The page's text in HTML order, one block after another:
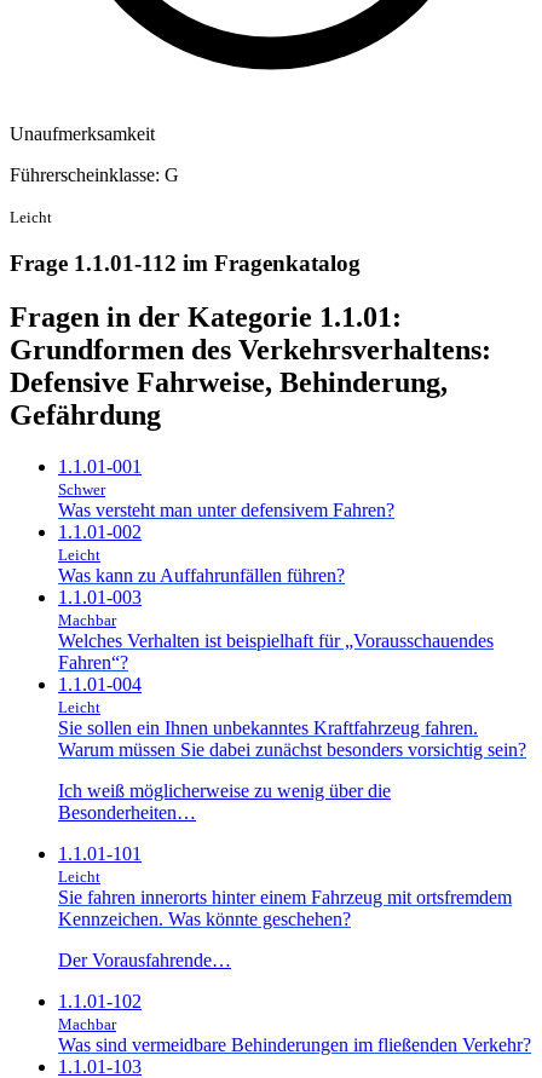
Unaufmerksamkeit
Führerscheinklasse: G
Leicht
Frage 1.1.01-112 im Fragenkatalog
Fragen in der Kategorie 1.1.01:
Grundformen des Verkehrsverhaltens:
Defensive Fahrweise, Behinderung,
Gefährdung
1.1.01-001
Schwer
Was versteht man unter defensivem Fahren?
1.1.01-002
Leicht
Was kann zu Auffahrunfällen führen?
1.1.01-003
Machbar
Welches Verhalten ist beispielhaft für „Vorausschauendes
Fahren“?
1.1.01-004
Leicht
Sie sollen ein Ihnen unbekanntes Kraftfahrzeug fahren.
Warum müssen Sie dabei zunächst besonders vorsichtig sein?
Ich weiß möglicherweise zu wenig über die
Besonderheiten…
1.1.01-101
Leicht
Sie fahren innerorts hinter einem Fahrzeug mit ortsfremdem
Kennzeichen. Was könnte geschehen?
Der Vorausfahrende…
1.1.01-102
Machbar
Was sind vermeidbare Behinderungen im fließenden Verkehr?
1.1.01-103